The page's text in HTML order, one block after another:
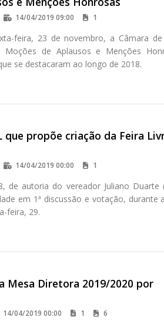
14/04/2019 09:00 1
feira, 23 de novembro, a Câmara de
Moções de Aplausos e Menções
se destacaram ao longo de 2018.
que propõe criação da Feira
14/04/2019 00:00 1
de autoria do vereador Juliano Duarte
em 1ª discussão e votação, durante
feira, 29.
Mesa Diretora 2019/2020 por
14/04/2019 00:00 1 6